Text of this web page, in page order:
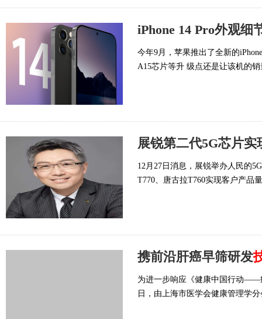
iPhone 14 Pro外观细
今年9月，苹果推出了全新的
A15芯片等升 级点还是让该机的
展锐第二代5G芯片
12月27日消息，展锐举办人民的
T770、唐古拉T760实现客户产品
携前沿肝癌早筛研发
为进一步响应《健康中国行动——
日，由上海市医学会健康管理学